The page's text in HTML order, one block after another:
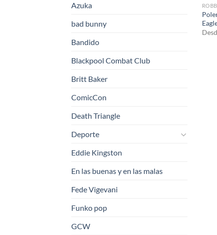
Azuka
bad bunny
Bandido
Blackpool Combat Club
Britt Baker
ComicCon
Death Triangle
Deporte
Eddie Kingston
En las buenas y en las malas
Fede Vigevani
Funko pop
GCW